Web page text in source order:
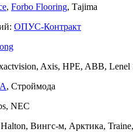
, Forbo Flooring, Тajima
ОПУС-Контракт
Axis, HPE, ABB, Lenel
, Строймода
NEC
Вингс-м, Арктика,